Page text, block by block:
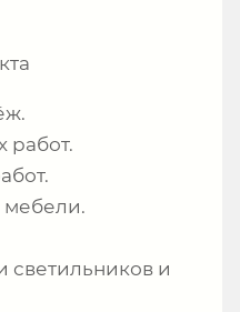
работ.
мебели.
светильников и